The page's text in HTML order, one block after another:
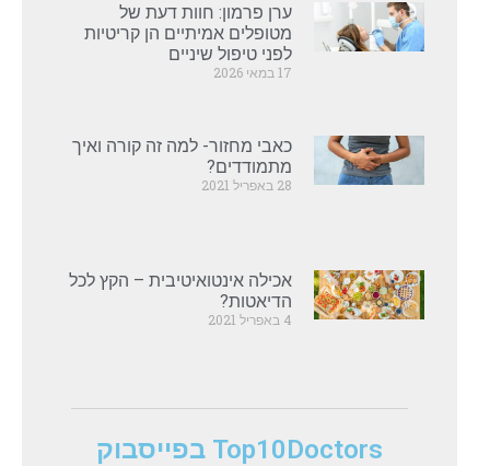
ערן פרמון: חוות דעת של
מטופלים אמיתיים הן קריטיות
לפני טיפול שיניים
17 במאי 2026
כאבי מחזור- למה זה קורה ואיך
מתמודדים?
28 באפריל 2021
אכילה אינטואיטיבית – הקץ לכל
הדיאטות?
4 באפריל 2021
Top10Doctors בפייסבוק